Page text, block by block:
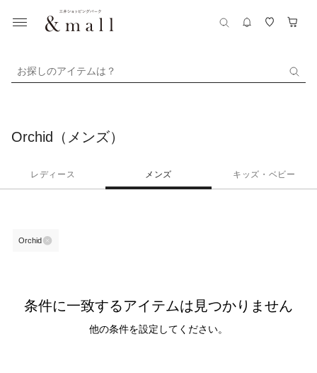
お探しのアイテムは？
Orchid（メンズ）
レディース メンズ キッズ・ベビー
Orchid
条件に一致するアイテムは見つかりません
他の条件を設定してください。